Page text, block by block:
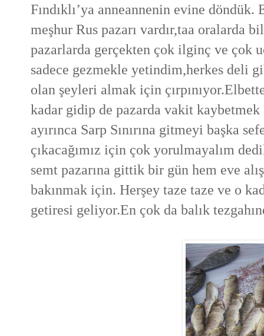
Fındıklı’ya anneannenin evine
meşhur Rus pazarı vardır,taa oralarda
pazarlarda gerçekten çok ilginç ve çok
sadece gezmekle yetindim,herkes deli
olan şeyleri almak için
kadar gidip de pazarda vakit
ayırınca Sarp Sınırına gitmeyi başka
çıkacağımız için çok yorulmayalım
semt pazarına gittik bir gün hem eve
bakınmak için. Herşey taze taze ve o
getiresi geliyor.En çok da balık